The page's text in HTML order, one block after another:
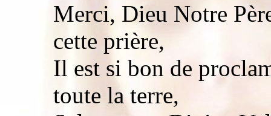
Merci, Dieu Notre
cette prière,
Il est si bon de
toute la terre,